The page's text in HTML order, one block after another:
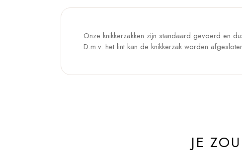
Onze knikkerzakken zijn standaard gevoerd en
D.m.v. het lint kan de knikkerzak worden
JE